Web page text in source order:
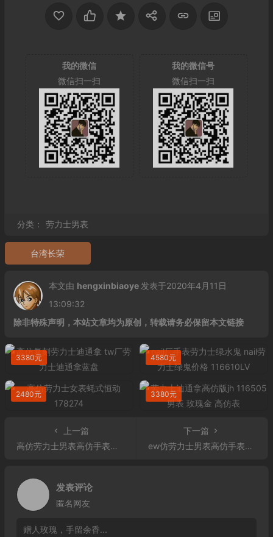
我的微信
微信扫一扫
我的微信号
微信扫一扫
分类： 劳力士男表
台湾长荣
本文由 hengxinbiaoye 发表于2020年4月11日
13:09:32
除非特殊声明，本站文章均为原创，转载请务必保留本文链接
3380元 4580元
2480元 3380元
上一篇
高仿劳力士男表高仿手表多少钱 DJ蚝式日志126333-0010
下一篇
ew仿劳力士男表高仿手表价格 精仿复刻劳力士男表高仿游艇名仕型40铂金钢黑面男表116622
发表评论
匿名网友